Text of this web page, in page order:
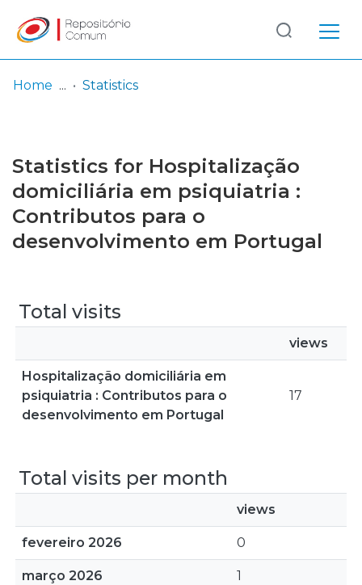
Browse repository
Entities
Log
In
(current)
Home Statistics
Statistics for Hospitalização
domiciliária em psiquiatria :
Contributos para o
desenvolvimento em Portugal
Total visits
views
Hospitalização domiciliária em
psiquiatria : Contributos para o
desenvolvimento em Portugal
17
Total visits per month
views
fevereiro 2026 0
março 2026 1